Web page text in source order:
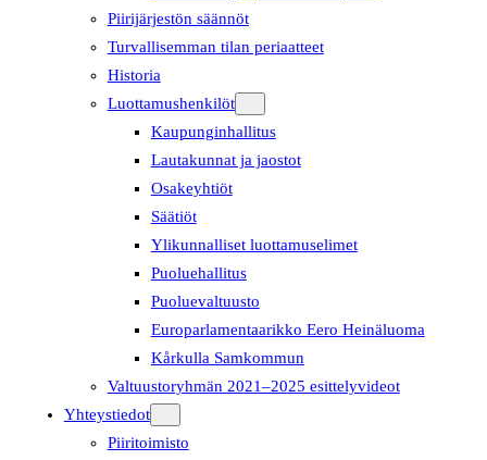
Piirijärjestön säännöt
Turvallisemman tilan periaatteet
Historia
Luottamushenkilöt
Kaupunginhallitus
Lautakunnat ja jaostot
Osakeyhtiöt
Säätiöt
Ylikunnalliset luottamuselimet
Puoluehallitus
Puoluevaltuusto
Europarlamentaarikko Eero Heinäluoma
Kårkulla Samkommun
Valtuustoryhmän 2021–2025 esittelyvideot
Yhteystiedot
Piiritoimisto